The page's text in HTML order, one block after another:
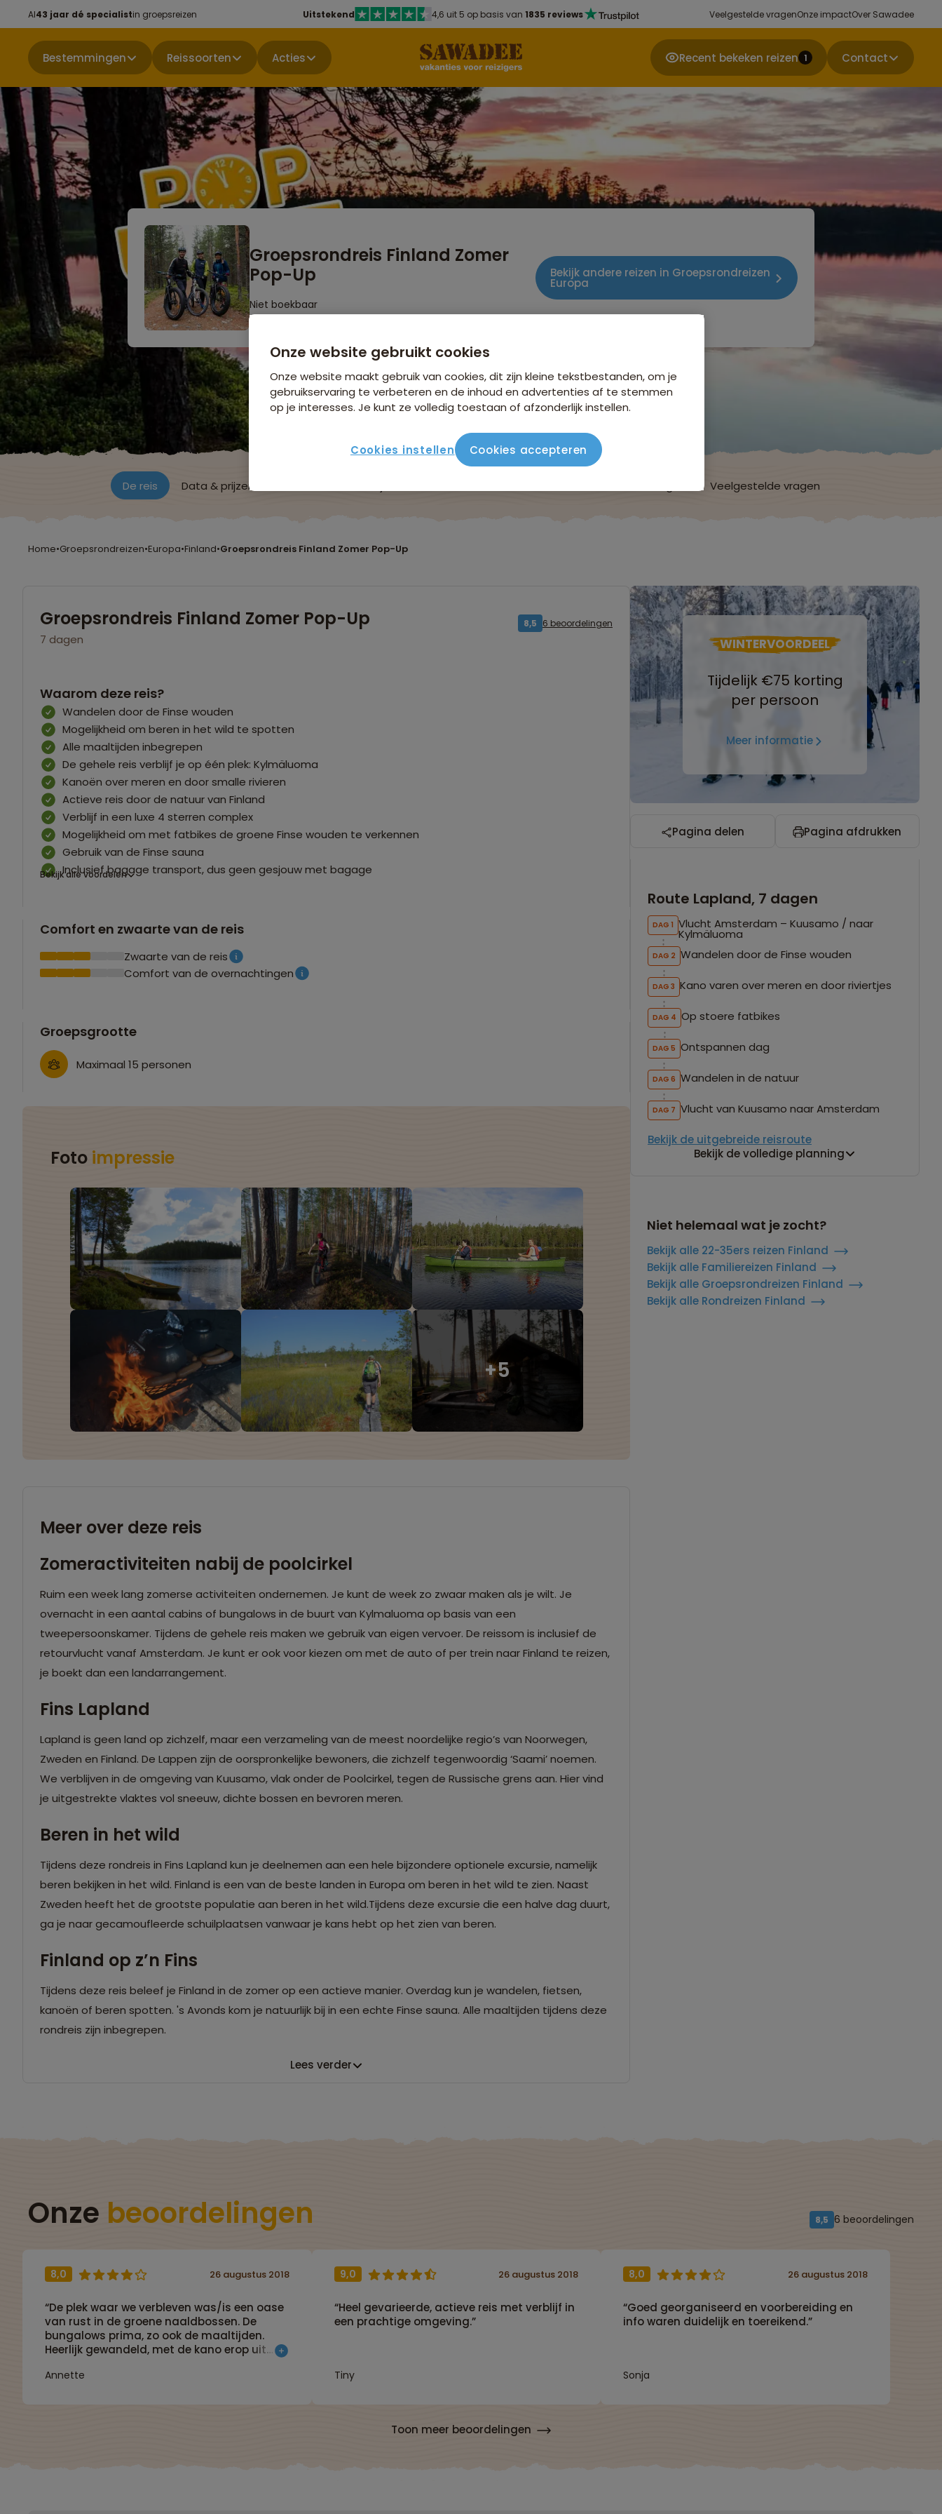
Al43 jaar dé specialistin groepsreizen Uitstekend 4,6 uit 5 op basis van 1835 reviews Veelgestelde vragenOnze impactOver Sawadee
Bestemmingen Reissoorten Acties Recent bekeken reizen 1 Contact
Groepsrondreis Finland Zomer
Pop-Up
Niet boekbaar
Bekijk andere reizen in Groepsrondreizen
Europa
De reis Data & prijzen Veelgestelde vragen
Home•Groepsrondreizen•Europa•Finland•Groepsrondreis Finland Zomer Pop-Up
Groepsrondreis Finland Zomer Pop-Up
7 dagen
8,5 6 beoordelingen
Waarom deze reis?
Wandelen door de Finse wouden
Mogelijkheid om beren in het wild te spotten
Alle maaltijden inbegrepen
De gehele reis verblijf je op één plek: Kylmäluoma
Kanoën over meren en door smalle rivieren
Actieve reis door de natuur van Finland
Verblijf in een luxe 4 sterren complex
Mogelijkheid om met fatbikes de groene Finse wouden te verkennen
Gebruik van de Finse sauna
Inclusief bagage transport, dus geen gesjouw met bagage
Bekijk alle voordelen
Comfort en zwaarte van de reis
Zwaarte van de reis
Comfort van de overnachtingen
Groepsgrootte
Maximaal 15 personen
Foto impressie
Meer over deze reis
Zomeractiviteiten nabij de poolcirkel
Ruim een week lang zomerse activiteiten ondernemen. Je kunt de week zo zwaar maken als je wilt. Je
overnacht in een aantal cabins of bungalows in de buurt van Kylmaluoma op basis van een
tweepersoonskamer. Tijdens de gehele reis maken we gebruik van eigen vervoer. De reissom is inclusief de
retourvlucht vanaf Amsterdam. Je kunt er ook voor kiezen om met de auto of per trein naar Finland te reizen,
je boekt dan een landarrangement.
Fins Lapland
Lapland is geen land op zichzelf, maar een verzameling van de meest noordelijke regio’s van Noorwegen,
Zweden en Finland. De Lappen zijn de oorspronkelijke bewoners, die zichzelf tegenwoordig ‘Saami’ noemen.
We verblijven in de omgeving van Kuusamo, vlak onder de Poolcirkel, tegen de Russische grens aan. Hier vind
je uitgestrekte vlaktes vol sneeuw, dichte bossen en bevroren meren.
Beren in het wild
Tijdens deze rondreis in Fins Lapland kun je deelnemen aan een hele bijzondere optionele excursie, namelijk
beren bekijken in het wild. Finland is een van de beste landen in Europa om beren in het wild te zien. Naast
Zweden heeft het de grootste populatie aan beren in het wild.Tijdens deze excursie die een halve dag duurt,
ga je naar gecamoufleerde schuilplaatsen vanwaar je kans hebt op het zien van beren.
Finland op z’n Fins
Tijdens deze reis beleef je Finland in de zomer op een actieve manier. Overdag kun je wandelen, fietsen,
kanoën of beren spotten. 's Avonds kom je natuurlijk bij in een echte Finse sauna. Alle maaltijden tijdens deze
rondreis zijn inbegrepen.
Lees verder
WINTERVOORDEEL
Tijdelijk €75 korting
per persoon
Meer informatie
Pagina delen Pagina afdrukken
Route Lapland, 7 dagen
DAG 1 Vlucht Amsterdam – Kuusamo / naar
Kylmäluoma
DAG 2 Wandelen door de Finse wouden
DAG 3 Kano varen over meren en door riviertjes
DAG 4 Op stoere fatbikes
DAG 5 Ontspannen dag
DAG 6 Wandelen in de natuur
DAG 7 Vlucht van Kuusamo naar Amsterdam
Bekijk de uitgebreide reisroute
Bekijk de volledige planning
Niet helemaal wat je zocht?
Bekijk alle 22-35ers reizen Finland
Bekijk alle Familiereizen Finland
Bekijk alle Groepsrondreizen Finland
Bekijk alle Rondreizen Finland
Onze beoordelingen 8,5 6 beoordelingen
8,0
“De plek waar we verbleven was/is een oase
van rust in de groene naaldbossen. De
bungalows prima, zo ook de maaltijden.
Heerlijk gewandeld, met de kano erop uit
plek is oke.”
Annette
26 augustus 2018 9,0
“Heel gevarieerde, actieve reis met verblijf in
een prachtige omgeving.”
Tiny
26 augustus 2018 8,0
“Goed georganiseerd en voorbereiding en
info waren duidelijk en toereikend.”
Sonja
26 augustus 2018
Toon meer beoordelingen
Onze website gebruikt cookies
Onze website maakt gebruik van cookies, dit zijn kleine tekstbestanden, om je
gebruikservaring te verbeteren en de inhoud en advertenties af te stemmen
op je interesses. Je kunt ze volledig toestaan of afzonderlijk instellen.
Cookies instellen Cookies accepteren